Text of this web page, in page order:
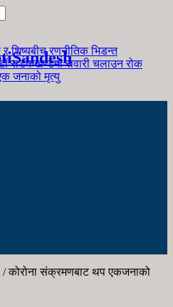
शिष्यबीच रणनीतिक भिडन्त
सडकखण्डमा सवारी चलाउन रोक
जनाको मृत्यु
/कोरोना संक्रमणबाट थप एकजनाको